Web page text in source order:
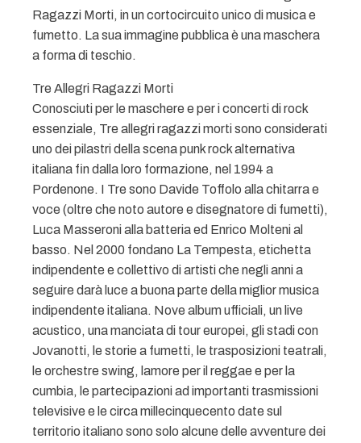
Ragazzi Morti, in un cortocircuito unico di musica e
fumetto. La sua immagine pubblica è una maschera
a forma di teschio.
Tre Allegri Ragazzi Morti
Conosciuti per le maschere e per i concerti di rock
essenziale, Tre allegri ragazzi morti sono considerati
uno dei pilastri della scena punk rock alternativa
italiana fin dalla loro formazione, nel 1994 a
Pordenone. I Tre sono Davide Toffolo alla chitarra e
voce (oltre che noto autore e disegnatore di fumetti),
Luca Masseroni alla batteria ed Enrico Molteni al
basso. Nel 2000 fondano La Tempesta, etichetta
indipendente e collettivo di artisti che negli anni a
seguire darà luce a buona parte della miglior musica
indipendente italiana. Nove album ufficiali, un live
acustico, una manciata di tour europei, gli stadi con
Jovanotti, le storie a fumetti, le trasposizioni teatrali,
le orchestre swing, lamore per il reggae e per la
cumbia, le partecipazioni ad importanti trasmissioni
televisive e le circa millecinquecento date sul
territorio italiano sono solo alcune delle avventure dei